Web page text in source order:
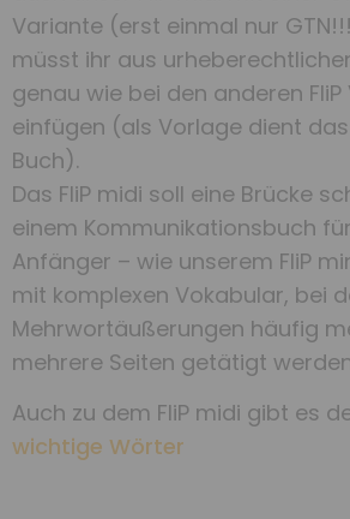
Variante (erst einmal nur
müsst ihr aus
genau wie bei den anderen
einfügen (als Vorlage dient
Buch).
Das FliP midi soll eine Brücke
einem Kommunikationsbuch
Anfänger – wie unserem FliP
mit komplexen Vokabular, bei
Mehrwortäußerungen häufig
mehrere Seiten getätigt
Auch zu dem FliP midi gibt es
wichtige Wörter